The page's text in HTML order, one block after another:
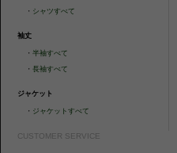
・ シャツすべて
袖丈
・半袖すべて
・長袖すべて
ジャケット
・ ジャケットすべて
CUSTOMER SERVICE